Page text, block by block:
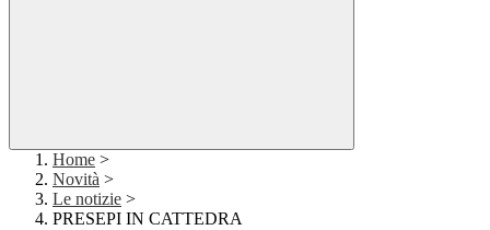
Home >
Novità >
Le notizie >
PRESEPI IN CATTEDRA